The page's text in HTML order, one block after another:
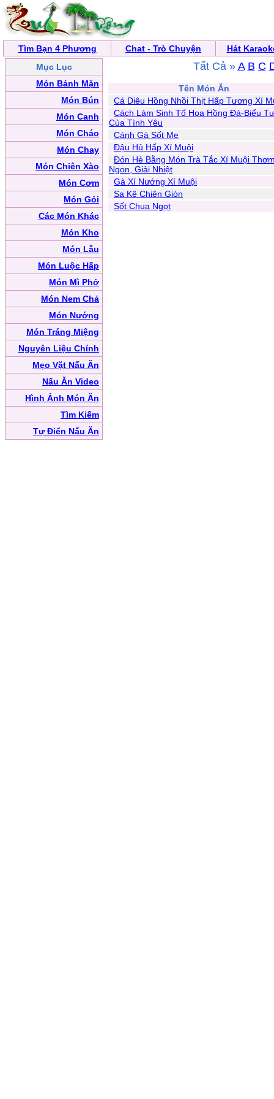
Tìm Bạn 4 Phương Chat - Trò Chuyện
Hát
Mục Lục
Món Bánh Mặn
Món Bún
Món Canh
Món Cháo
Món Chay
Món Chiên Xào
Món Cơm
Món Gỏi
Các Món Khác
Món Kho
Món Lẫu
Món Luộc Hấp
Món Mì Phở
Món Nem Chả
Món Nướng
Món Tráng Miệng
Nguyên Liệu Chính
Mẹo Vặt Nấu Ăn
Nấu Ăn Video
Hình Ảnh Món Ăn
Tìm Kiếm
Tự Điển Nấu Ăn
Tất Cả » A B C
Tên Món Ăn
Cá Diêu Hồng Nhồi Thịt Hấp Tương Xí
Cách Làm Sinh Tố Hoa Hồng Đá-Biểu
Của Tình Yêu
Cánh Gà Sốt Me
Đậu Hủ Hấp Xí Muội
Đón Hè Bằng Món Trà Tắc Xí Muội
Ngon, Giải Nhiệt
Gà Xí Nướng Xí Muội
Sa Kê Chiên Giòn
Sốt Chua Ngọt